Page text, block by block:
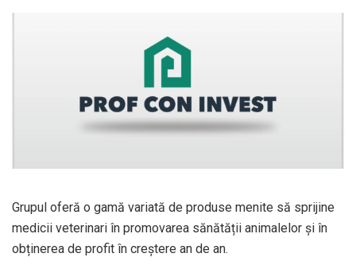
Grupul oferă o gamă variată de produse menite să sprijine
medicii veterinari în promovarea sănătății animalelor și în
obținerea de profit în creștere an de an.